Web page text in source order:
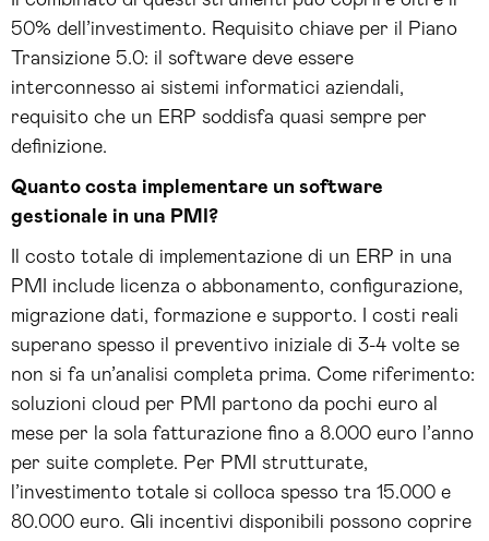
50% dell’investimento. Requisito chiave per il Piano
Transizione 5.0: il software deve essere
interconnesso ai sistemi informatici aziendali,
requisito che un ERP soddisfa quasi sempre per
definizione.
Quanto costa implementare un software
gestionale in una PMI?
Il costo totale di implementazione di un ERP in una
PMI include licenza o abbonamento, configurazione,
migrazione dati, formazione e supporto. I costi reali
superano spesso il preventivo iniziale di 3-4 volte se
non si fa un’analisi completa prima. Come riferimento:
soluzioni cloud per PMI partono da pochi euro al
mese per la sola fatturazione fino a 8.000 euro l’anno
per suite complete. Per PMI strutturate,
l’investimento totale si colloca spesso tra 15.000 e
80.000 euro. Gli incentivi disponibili possono coprire